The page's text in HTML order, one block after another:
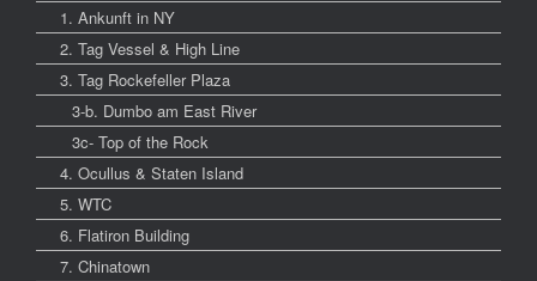
1. Ankunft in NY
2. Tag Vessel & High Line
3. Tag Rockefeller Plaza
3-b. Dumbo am East River
3c- Top of the Rock
4. Ocullus & Staten Island
5. WTC
6. Flatiron Building
7. Chinatown